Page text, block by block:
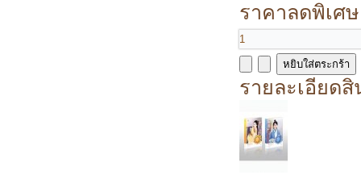
ราคาลดพิเศ
รายละเอียด